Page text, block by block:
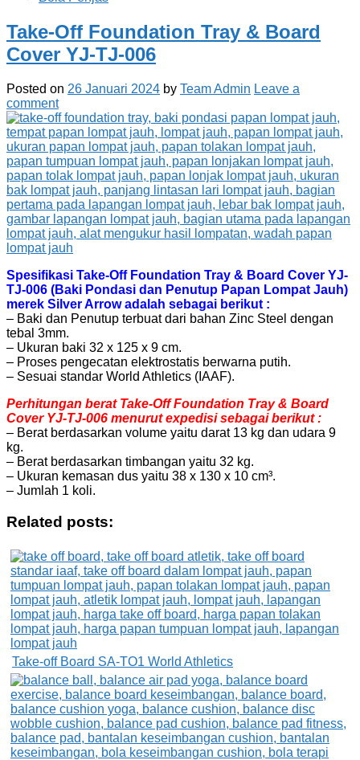
Take-Off Foundation Tray & Board
Cover YJ-TJ-006
Posted on 26 Januari 2024 by Team Admin Leave a
comment
Spesifikasi Take-Off Foundation Tray & Board Cover YJ-
TJ-006 (Baki Pondasi dan Penutup Papan Lompat Jauh)
merek Silver Arrow adalah sebagai berikut :
– Baki dan Penutup terbuat dari bahan Zinc Steel dengan
tebal 3mm.
– Ukuran baki 32 x 125 x 9 cm.
– Proses pengecatan elektrostatis berwarna putih.
– Sesuai standar World Athletics (IAAF).
Perhitungan berat Take-Off Foundation Tray & Board
Cover YJ-TJ-006 menurut expedisi sebagai berikut :
– Berat berdasarkan volume yaitu darat 13 kg dan udara 9
kg.
– Berat berdasarkan timbangan yaitu 32 kg.
– Ukuran kemasan dus yaitu 38 x 130 x 10 cm³.
– Jumlah 1 koli.
Related posts:
Take-off Board SA-TO1 World Athletics